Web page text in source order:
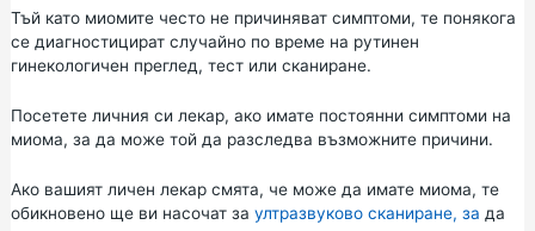
Тъй като миомите често не причиняват симптоми, те понякога
се диагностицират случайно по време на рутинен
гинекологичен преглед, тест или сканиране.
Посетете личния си лекар, ако имате постоянни симптоми на
миома, за да може той да разследва възможните причини.
Ако вашият личен лекар смята, че може да имате миома, те
обикновено ще ви насочат за ултразвуково сканиране, за да